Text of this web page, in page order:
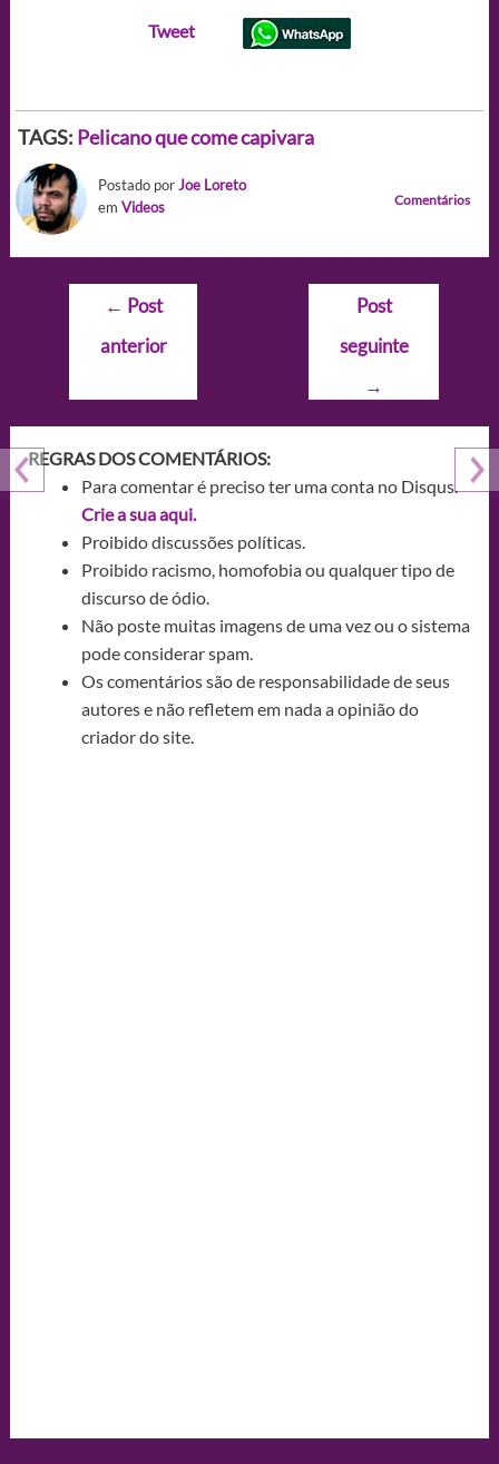
Tweet
TAGS: Pelicano que come capivara
Postado porJoe Loreto
em Videos Comentários
Navegação
Post
← Post
anterior
Post
seguinte
→
REGRAS DOS COMENTÁRIOS:
Para comentar é preciso ter uma conta no Disqus.
Crie a sua aqui.
Proibido discussões políticas.
Proibido racismo, homofobia ou qualquer tipo de
discurso de ódio.
Não poste muitas imagens de uma vez ou o sistema
pode considerar spam.
Os comentários são de responsabilidade de seus
autores e não refletem em nada a opinião do
criador do site.